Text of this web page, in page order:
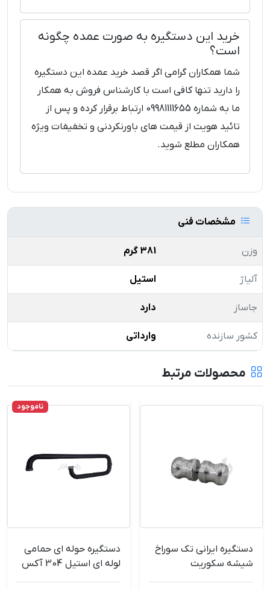
خرید این دستگیره به صورت عمده چگونه
است؟
شما همکاران گرامی اگر قصد خرید عمده این دستگیره
را دارید تنها کافی است با کارشناس فروش به همکار
ما به شماره 09981111655 ارتباط برقرار کرده و پس از
تائید هویت از قیمت های باورنکردنی و تخفیفات ویژه
همکاران مطلع شوید.
مشخصات فنی
وزن 381 گرم
آلیاژ استیل
جاساز دارد
کشور سازنده وارداتی
محصولات مرتبط
دستگیره ایرانی تک سوراخ
شیشه سکوریت
ناموجود
دستگیره حوله ای حمامی
لوله ای استیل 304 آکس